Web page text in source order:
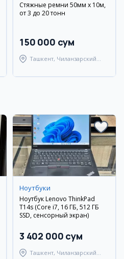
Стяжные ремни 50мм х 10м,
от 3 до 20 тонн
150 000 сум
Ташкент, Чиланзарский
Ноутбуки
Ноутбук Lenovo ThinkPad
T14s (Core i7, 16 ГБ, 512 ГБ
SSD, сенсорный экран)
3 402 000 сум
Ташкент, Чиланзарский